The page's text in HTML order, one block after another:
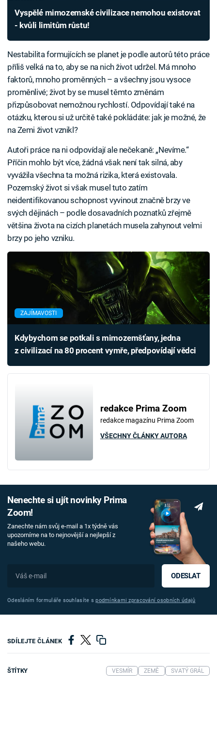
Vyspělé mimozemské civilizace nemohou existovat
- kvůli limitům růstu!
Nestabilita formujících se planet je podle autorů této práce
příliš velká na to, aby se na nich život udržel. Má mnoho
faktorů, mnoho proměnných – a všechny jsou vysoce
proměnlivé; život by se musel těmto změnám
přizpůsobovat nemožnou rychlostí. Odpovídají také na
otázku, kterou si už určitě také pokládáte: jak je možné, že
na Zemi život vznikl?
Autoři práce na ni odpovídají ale nečekaně: „Nevíme.“
Příčin mohlo být více, žádná však není tak silná, aby
vyvážila všechna ta možná rizika, která existovala.
Pozemský život si však musel tuto zatím
neidentifikovanou schopnost vyvinout značně brzy ve
svých dějinách – podle dosavadních poznatků zřejmě
většina života na cizích planetách musela zahynout velmi
brzy po jeho vzniku.
ZAJÍMAVOSTI
Kdybychom se potkali s mimozemšťany, jedna
z civilizací na 80 procent vymře, předpovídají vědci
redakce Prima Zoom
redakce magazínu Prima Zoom
VŠECHNY ČLÁNKY AUTORA
Nenechte si ujít novinky Prima
Zoom!
Zanechte nám svůj e-mail a 1x týdně vás
upozorníme na to nejnovější a nejlepší z
našeho webu.
ODESLAT
Odesláním formuláře souhlasíte spodmínkami zpracování osobních údajů
SDÍLEJTE ČLÁNEK
ŠTÍTKY VESMÍR ZEMĚ SVATÝ GRÁL